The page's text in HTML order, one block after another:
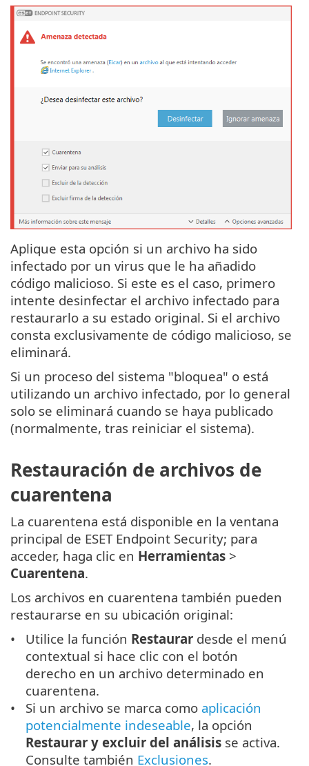
Aplique esta opción si un archivo ha sido
infectado por un virus que le ha añadido
código malicioso. Si este es el caso, primero
intente desinfectar el archivo infectado para
restaurarlo a su estado original. Si el archivo
consta exclusivamente de código malicioso, se
eliminará.
Si un proceso del sistema "bloquea" o está
utilizando un archivo infectado, por lo general
solo se eliminará cuando se haya publicado
(normalmente, tras reiniciar el sistema).
Restauración de archivos de
cuarentena
La cuarentena está disponible en la ventana
principal de ESET Endpoint Security; para
acceder, haga clic en Herramientas >
Cuarentena.
Los archivos en cuarentena también pueden
restaurarse en su ubicación original:
Utilice la función Restaurar desde el menú
contextual si hace clic con el botón
derecho en un archivo determinado en
cuarentena.
Si un archivo se marca como aplicación
potencialmente indeseable, la opción
Restaurar y excluir del análisis se activa.
Consulte también Exclusiones.